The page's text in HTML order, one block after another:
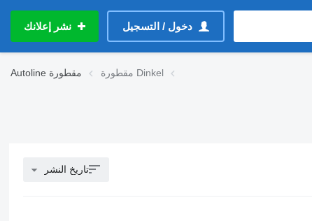
دخول / التسجيل نشر إعلانك
Autoline مقطورة مقطورة Dinkel
تاريخ النشر